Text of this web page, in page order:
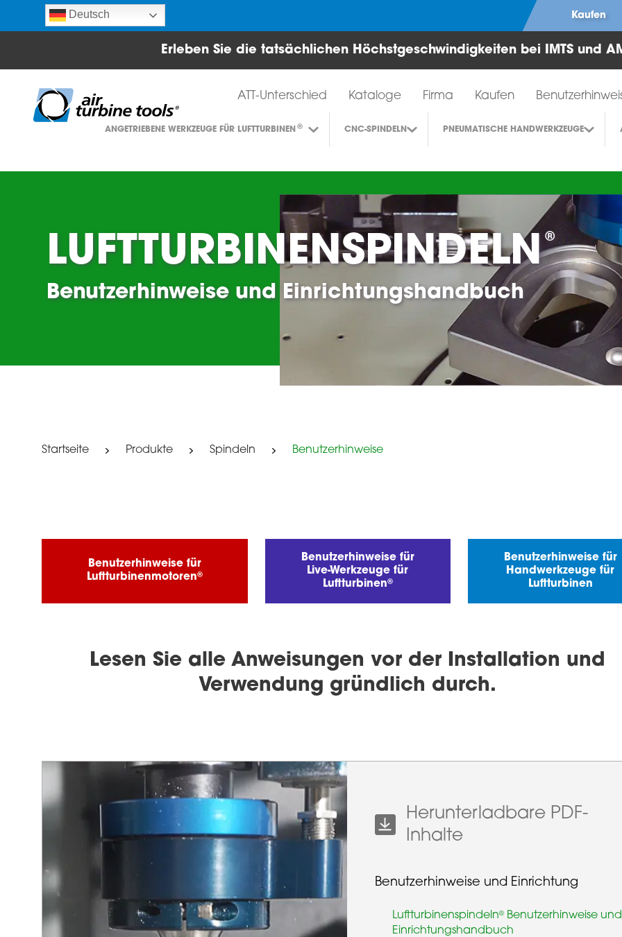
Deutsch Kaufen
Erleben Sie die tatsächlichen Höchstgeschwindigkeiten bei IMTS und
Werkzeuge für Luftturbinen
ATT-Unterschied Kataloge Firma Kaufen
ANGETRIEBENE WERKZEUGE FÜR LUFTTURBINEN ® CNC-SPINDELN PNEUMATISCHE HANDWERKZEUGE
LUFTTURBINENSPINDELN®
Benutzerhinweise und Einrichtungshandbuch
Startseite Produkte Spindeln Benutzerhinweise
Benutzerhinweise für
Luftturbinenmotoren®
Benutzerhinweise für
Live-Werkzeuge für
Luftturbinen®
Benutzerhinweise für
Handwerkzeuge für
Luftturbinen
Lesen Sie alle Anweisungen vor der Installation und
Verwendung gründlich durch.
Herunterladbare PDF-
Inhalte
Benutzerhinweise und Einrichtung
Luftturbinenspindeln® Benutzerhinweise und
Einrichtungshandbuch